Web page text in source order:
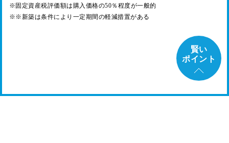
※固定資産税評価額は購入価格の50％程度が一般的
※※新築は条件により一定期間の軽減措置がある
賢い
ポイント